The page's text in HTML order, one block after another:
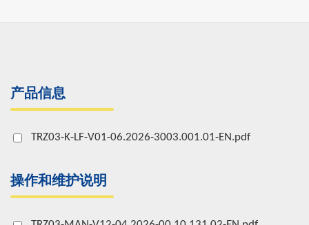
产品信息
TRZ03-K-LF-V01-06.2026-3003.001.01-EN.pdf
操作和维护说明